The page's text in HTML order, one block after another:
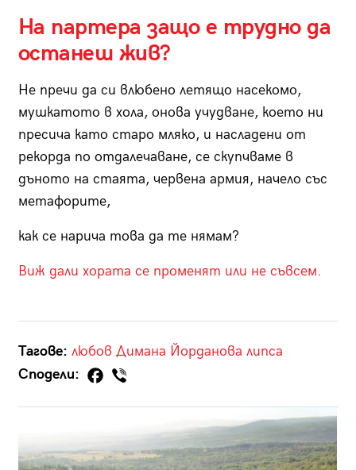
На партера защо е трудно да
останеш жив?
Не пречи да си влюбено летящо насекомо,
мушкатото в хола, онова учудване, което ни
пресича като старо мляко, и насладени от
рекорда по отдалечаване, се скупчваме в
дъното на стаята, червена армия, начело със
метафорите,
как се нарича това да те нямам?
Виж дали хората се променят или не съвсем.
Тагове: любов Димана Йорданова липса
Сподели: